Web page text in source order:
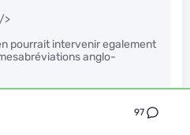
97
>
pourrait intervenir egalement
anglo-